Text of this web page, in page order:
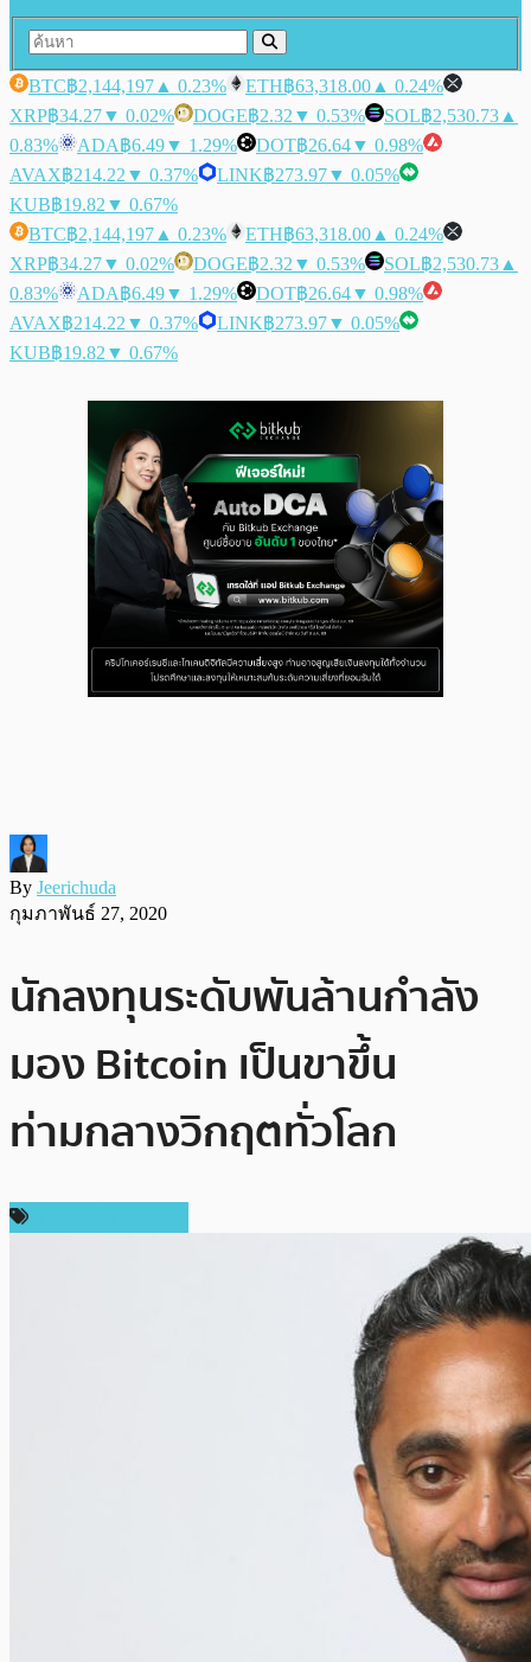
BTC฿2,144,197 ▲ 0.23% ETH฿63,318.00 ▲ 0.24%
XRP฿34.27▼ 0.02% DOGE฿2.32 ▼ 0.53% SOL฿2,530.73 ▲
0.83%
ADA฿6.49▼ 1.29% DOT฿26.64▼ 0.98%
AVAX฿214.22 ▼ 0.37% LINK฿273.97▼ 0.05%
KUB฿19.82 ▼ 0.67%
BTC฿2,144,197 ▲ 0.23% ETH฿63,318.00 ▲ 0.24%
XRP฿34.27▼ 0.02% DOGE฿2.32 ▼ 0.53% SOL฿2,530.73 ▲
0.83%
ADA฿6.49▼ 1.29% DOT฿26.64▼ 0.98%
AVAX฿214.22 ▼ 0.37% LINK฿273.97▼ 0.05%
KUB฿19.82 ▼ 0.67%
By Jeerichuda
กุมภาพันธ์ 27, 2020
นักลงทุนระดับพันล้านกำลัง
มอง Bitcoin เป็นขาขึ้น
ท่ามกลางวิกฤตทั่วโลก